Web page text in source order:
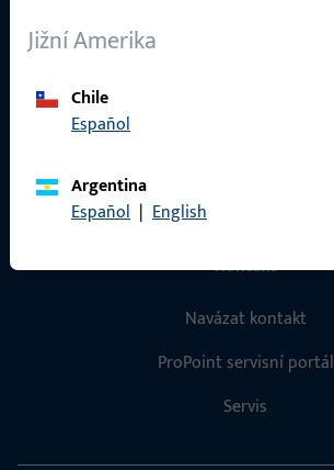
Jižní Amerika
Chile
Español
Argentina
Español | English
Kontakt
Navázat kontakt
ProPoint servisní portál
Servis